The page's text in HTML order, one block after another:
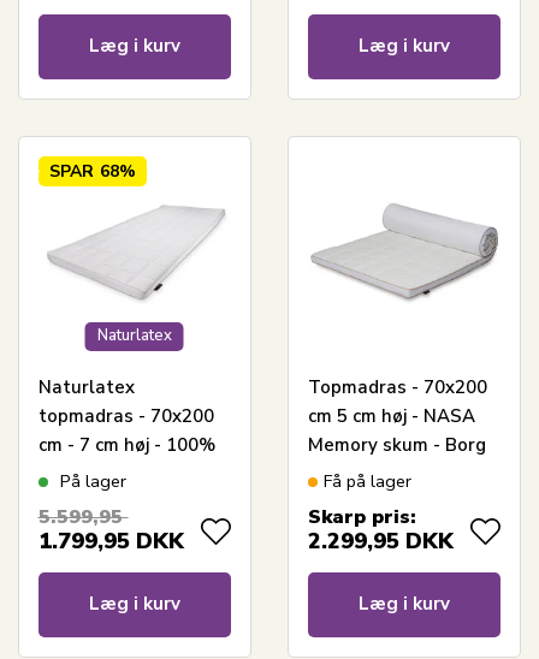
Læg i kurv Læg i kurv
Naturlatex
SPAR 68%
Naturlatex
topmadras - 70x200
cm - 7 cm høj - 100%
Talalay naturlatex -
På lager
5.599,95
1.799,95 DKK
Læg i kurv
Topmadras - 70x200
cm 5 cm høj - NASA
Memory skum - Borg
Living - Ergonomisk
Få på lager
Skarp pris:
2.299,95 DKK
Læg i kurv